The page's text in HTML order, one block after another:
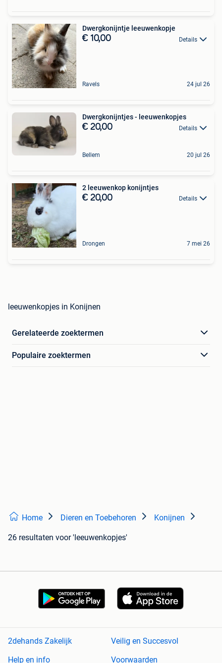
Dwergkonijntje leeuwenkopje
€ 10,00 Details
Ravels 24 jul 26
Dwergkonijntjes - leeuwenkopjes
€ 20,00 Details
Bellem 20 jul 26
2 leeuwenkop konijntjes
€ 20,00 Details
Drongen 7 mei 26
leeuwenkopjes in Konijnen
Gerelateerde zoektermen
Populaire zoektermen
Home Dieren en Toebehoren Konijnen
26 resultaten voor 'leeuwenkopjes'
2dehands Zakelijk
Veilig en Succesvol
Help en info
Voorwaarden